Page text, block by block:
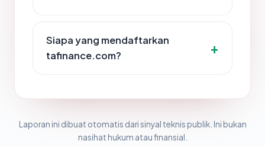
Siapa yang mendaftarkan
tafinance.com?
Laporan ini dibuat otomatis dari sinyal teknis publik. Ini bukan
nasihat hukum atau finansial.